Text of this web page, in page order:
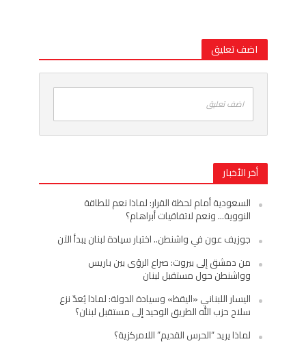
اضف تعليق
اضف تعليق
أخر الأخبار
السعودية أمام لحظة القرار: لماذا نعم للطاقة
النووية… ونعم لاتفاقيات أبراهام؟
جوزيف عون في واشنطن.. اختبار سيادة لبنان يبدأ الآن
من دمشق إلى بيروت: صراع الرؤى بين باريس
وواشنطن حول مستقبل لبنان
اليسار اللبناني «اليقظ» وسيادة الدولة: لماذا يُعدّ نزع
سلاح حزب الله الطريق الوحيد إلى مستقبل لبنان؟
لماذا يريد “الحرس القديم” اللامركزية؟